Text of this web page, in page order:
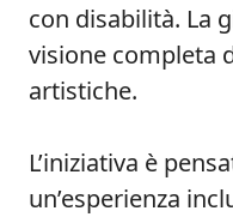
con disabilità. La
visione completa
artistiche.
L’iniziativa è
un’esperienza